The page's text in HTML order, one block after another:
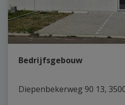
Bedrijfsgebouw
Diepenbekerweg 90 13,